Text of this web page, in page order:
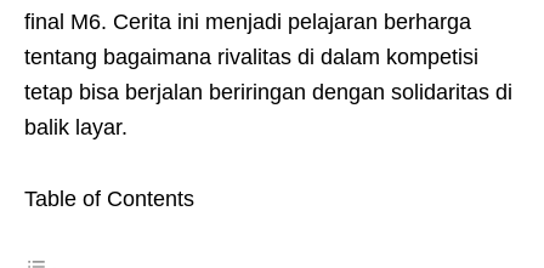
final M6. Cerita ini menjadi pelajaran berharga
tentang bagaimana rivalitas di dalam kompetisi
tetap bisa berjalan beriringan dengan solidaritas di
balik layar.
Table of Contents